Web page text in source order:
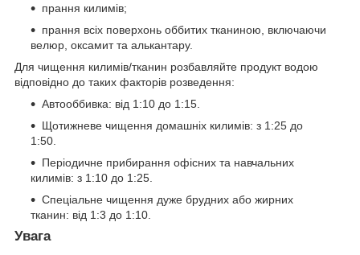
прання килимів;
прання всіх поверхонь оббитих тканиною, включаючи
велюр, оксамит та алькантару.
Для чищення килимів/тканин розбавляйте продукт водою
відповідно до таких факторів розведення:
Автооббивка: від 1:10 до 1:15.
Щотижневе чищення домашніх килимів: з 1:25 до
1:50.
Періодичне прибирання офісних та навчальних
килимів: з 1:10 до 1:25.
Спеціальне чищення дуже брудних або жирних
тканин: від 1:3 до 1:10.
Увага